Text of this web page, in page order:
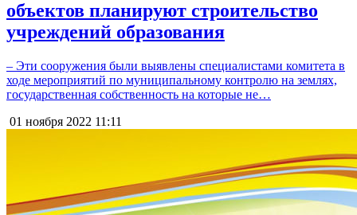
объектов планируют строительство
учреждений образования
– Эти сооружения были выявлены специалистами комитета в
ходе мероприятий по муниципальному контролю на землях,
государственная собственность на которые не…
01 ноября 2022 11:11